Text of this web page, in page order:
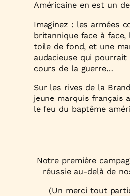
Américaine en est un
Imaginez : les armées
britannique face à face,
toile de fond, et une
audacieuse qui pourrait
cours de la guerre…
Sur les rives de la
jeune marquis français
le feu du baptême
Notre première
réussie au-delà de
(Un merci tout